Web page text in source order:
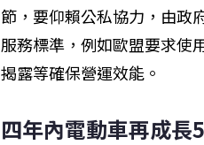
節，要仰賴公私協力，由政
服務標準，例如歐盟要求使
揭露等確保營運效能。
四年內電動車再成長